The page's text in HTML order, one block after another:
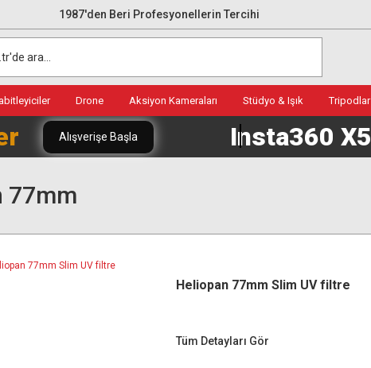
1987'den Beri Profesyonellerin Tercihi
Drone Aksiyon Kameraları Stüdyo & Işık Tripodlar
Alışverişe Başla Insta360 X5
77mm
Heliopan 77mm Slim UV filtre
Tüm Detayları Gör